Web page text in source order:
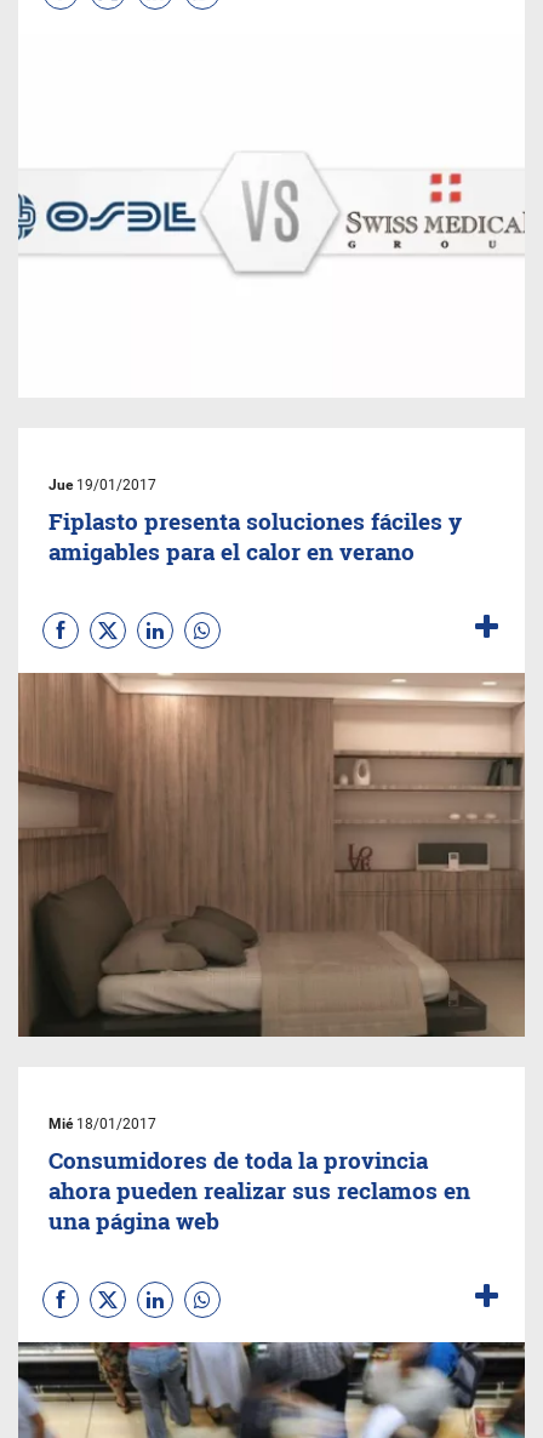
Jue19/01/2017
Fiplasto presenta soluciones fáciles y
amigables para el calor en verano
Mié18/01/2017
Consumidores de toda la provincia
ahora pueden realizar sus reclamos en
una página web